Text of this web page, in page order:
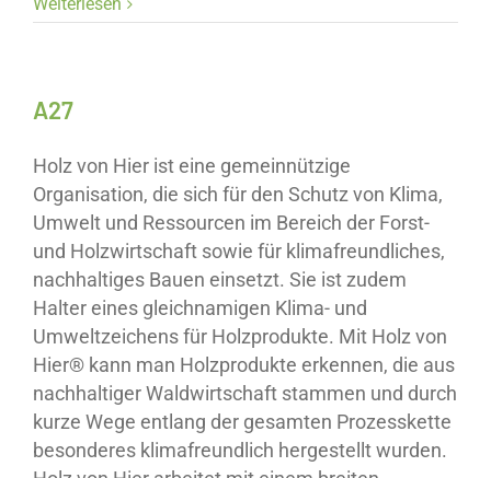
Weiterlesen
A27
Holz von Hier ist eine gemeinnützige
Organisation, die sich für den Schutz von Klima,
Umwelt und Ressourcen im Bereich der Forst-
und Holzwirtschaft sowie für klimafreundliches,
nachhaltiges Bauen einsetzt. Sie ist zudem
Halter eines gleichnamigen Klima- und
Umweltzeichens für Holzprodukte. Mit Holz von
Hier® kann man Holzprodukte erkennen, die aus
nachhaltiger Waldwirtschaft stammen und durch
kurze Wege entlang der gesamten Prozesskette
besonderes klimafreundlich hergestellt wurden.